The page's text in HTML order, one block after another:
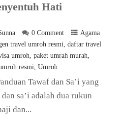
Hati
0 Comment
Agama
travel umroh resmi, daftar travel
umroh, paket umrah murah,
resmi, Umroh
Tawaf dan Sa’i yang
sa’i adalah dua rukun
dan...